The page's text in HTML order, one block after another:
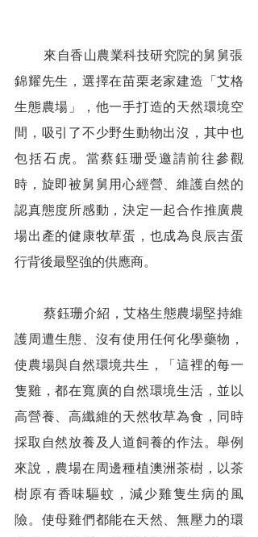
錦耀先生，選擇在苗栗老家建造「艾格
生態農場」，他一手打造的天然環境空
間，吸引了不少野生動物出沒，其中也
包括石虎。當蔡鈺珊受邀請前往參觀
時，旋即被舅舅用心經營、維護自然的
認真態度所感動，決定一起合作推廣農
場出產的健康牧草蛋，也成為良辰吉蛋
行背後最堅強的供應商。
        蔡鈺珊介紹，艾格生態農場堅持維
護周遭生態、沒有使用任何化學藥物，
使農場與自然環境共生，「這裡的每一
隻雞，都在寬廣的自然環境生活，並以
高營養、高纖維的天然牧草為食，同時
採取自然放養及人道飼養的作法。舉例
來說，農場在周邊種植澳洲茶樹，以茶
樹原有香味驅蚊，減少雞隻生病的風
險。使母雞們都能在天然、無壓力的環